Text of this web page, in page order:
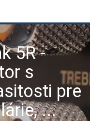
5R -
s
pre
...